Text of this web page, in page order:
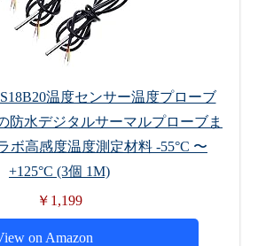
温度センサー温度プローブ
防水デジタルサーマルプローブま
ボ高感度温度測定材料 -55°C 〜
+125°C (3個 1M)
￥1,199
on Amazon